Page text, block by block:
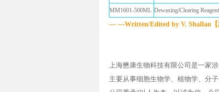
MM1601-500ML Dewaxing/Clearing
— —Written/Edited by V. Shallan【
上海懋康生物科技有限公司是一家
主要从事细胞生物学、植物学、分